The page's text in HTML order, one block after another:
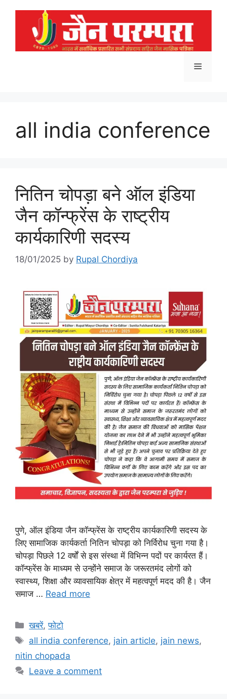
Menu
all india conference
नितिन चोपड़ा बने ऑल इंडिया
जैन कॉन्फ्रेंस के राष्ट्रीय
कार्यकारिणी सदस्य
18/01/2025 by Rupal Chordiya
पुणे, ऑल इंडिया जैन कॉन्फ्रेंस के राष्ट्रीय कार्यकारिणी सदस्य के
लिए सामाजिक कार्यकर्ता नितिन चोपड़ा को निर्विरोध चुना गया है।
चोपड़ा पिछले 12 वर्षों से इस संस्था में विभिन्न पदों पर कार्यरत हैं।
कॉन्फ्रेंस के माध्यम से उन्होंने समाज के जरूरतमंद लोगों को
स्वास्थ्य, शिक्षा और व्यावसायिक क्षेत्र में महत्वपूर्ण मदद की है। जैन
समाज … Read more
Categories
खबरें,फोटो
Tags
all india conference, jain article, jain news,
nitin chopada
Leave a comment